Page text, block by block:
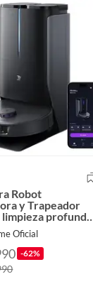
Robot
y Trapeador
limpieza profunda
de 18000 Pa
Oficial
-62%